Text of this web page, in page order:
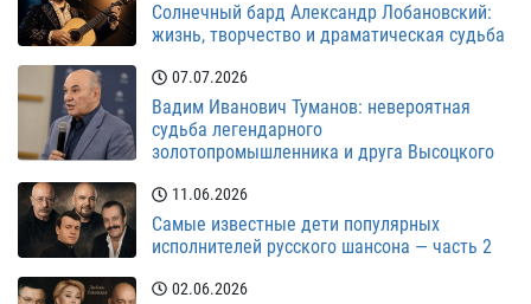
Солнечный бард Александр Лобановский:
жизнь, творчество и драматическая судьба
07.07.2026
Вадим Иванович Туманов: невероятная
судьба легендарного
золотопромышленника и друга Высоцкого
11.06.2026
Самые известные дети популярных
исполнителей русского шансона — часть 2
02.06.2026